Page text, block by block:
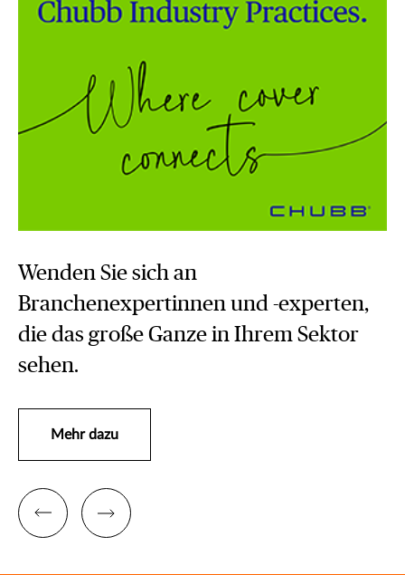
Wenden Sie sich an
Branchenexpertinnen und -experten,
die das große Ganze in Ihrem Sektor
sehen.
Mehr dazu